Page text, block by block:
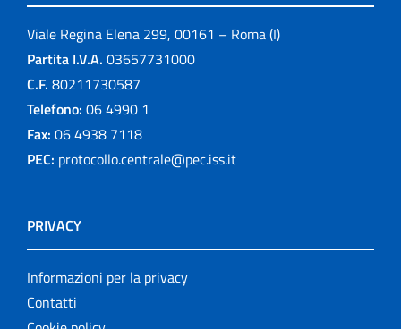
Viale Regina Elena 299, 00161 – Roma (I)
Partita I.V.A. 03657731000
C.F. 80211730587
Telefono: 06 4990 1
Fax: 06 4938 7118
PEC: protocollo.centrale@pec.iss.it
PRIVACY
Informazioni per la privacy
Contatti